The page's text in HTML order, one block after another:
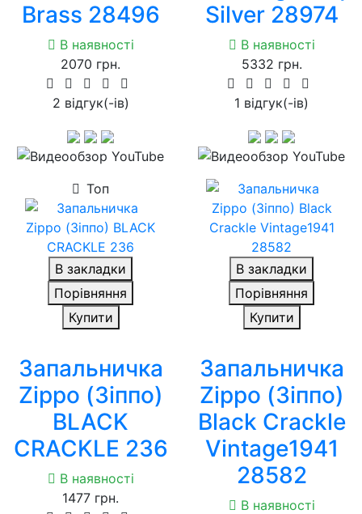
Brass 28496
В наявності
2070 грн.
2 вiдгук(-iв)
Silver 28974
В наявності
5332 грн.
1 вiдгук(-iв)
Топ
В закладки
Порівняння
Купити
Запальничка
Zippo (Зіппо)
BLACK
CRACKLE 236
В наявності
1477 грн.
В закладки
Порівняння
Купити
Запальничка
Zippo (Зіппо)
Black Crackle
Vintage1941
28582
В наявності